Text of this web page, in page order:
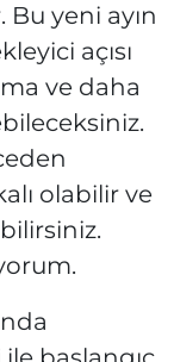
yeni ayın
açısı
ve daha
olabilir ve